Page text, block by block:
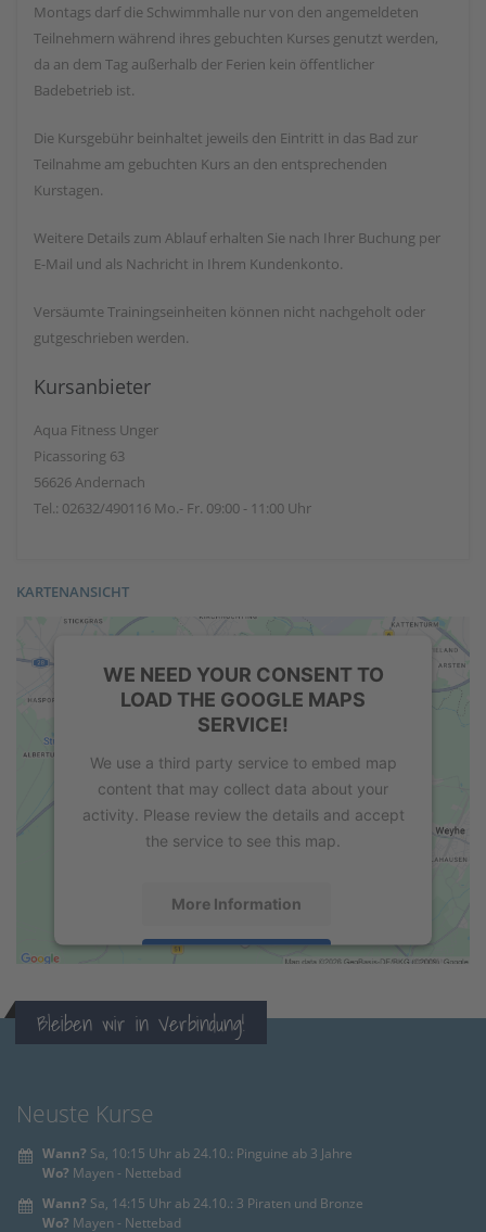
Montags darf die Schwimmhalle nur von den angemeldeten
Teilnehmern während ihres gebuchten Kurses genutzt werden,
da an dem Tag außerhalb der Ferien kein öffentlicher
Badebetrieb ist.
Die Kursgebühr beinhaltet jeweils den Eintritt in das Bad zur
Teilnahme am gebuchten Kurs an den entsprechenden
Kurstagen.
Weitere Details zum Ablauf erhalten Sie nach Ihrer Buchung per
E-Mail und als Nachricht in Ihrem Kundenkonto.
Versäumte Trainingseinheiten können nicht nachgeholt oder
gutgeschrieben werden.
Kursanbieter
Aqua Fitness Unger
Picassoring 63
56626 Andernach
Tel.: 02632/490116 Mo.- Fr. 09:00 - 11:00 Uhr
KARTENANSICHT
WE NEED YOUR CONSENT TO
LOAD THE GOOGLE MAPS
SERVICE!
We use a third party service to embed map
content that may collect data about your
activity. Please review the details and accept
the service to see this map.
More Information
powered byUsercentrics Consent
Management Platform&eRecht24
Bleiben wir in Verbindung!
Neuste Kurse
Wann? Sa, 10:15 Uhr ab 24.10.: Pinguine ab 3 Jahre
Wo? Mayen - Nettebad
Wann? Sa, 14:15 Uhr ab 24.10.: 3 Piraten und Bronze
Wo? Mayen - Nettebad